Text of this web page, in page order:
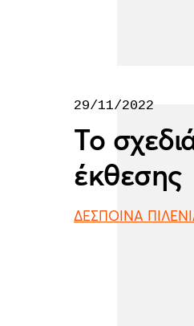
29/11/2022
Το
έκθεσης
ΔΕΣΠΟΙΝΑ